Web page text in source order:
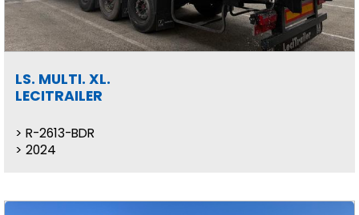
LS. MULTI. XL.
LECITRAILER
R-2613-BDR
2024